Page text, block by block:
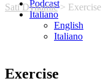
Podcast
Italiano
English
Italiano
Sati Dynamic> Exercise
Exercise